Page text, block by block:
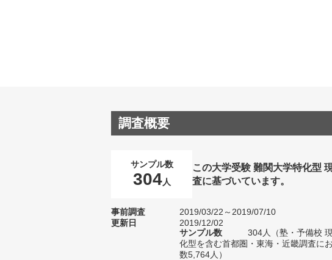
調査概要
サンプル数
304人
この大学受験 難関大学特化型
査に基づいています。
事前調査
2019/03/22～2019/07/10
更新日
2019/12/02
サンプル数
304人（塾・予備校
化型を含む首都圏・東海・近畿調査に
数5,764人）